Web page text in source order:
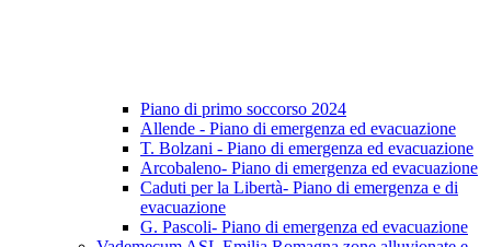
Piano di primo soccorso 2024
Allende - Piano di emergenza ed evacuazione
T. Bolzani - Piano di emergenza ed evacuazione
Arcobaleno- Piano di emergenza ed evacuazione
Caduti per la Libertà- Piano di emergenza e di
evacuazione
G. Pascoli- Piano di emergenza ed evacuazione